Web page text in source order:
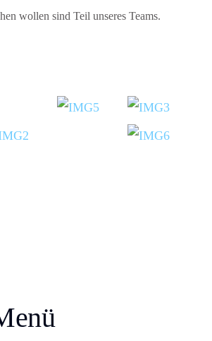
wollen sind Teil unseres Teams.